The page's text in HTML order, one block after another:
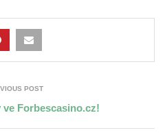
POST
Forbescasino.cz!